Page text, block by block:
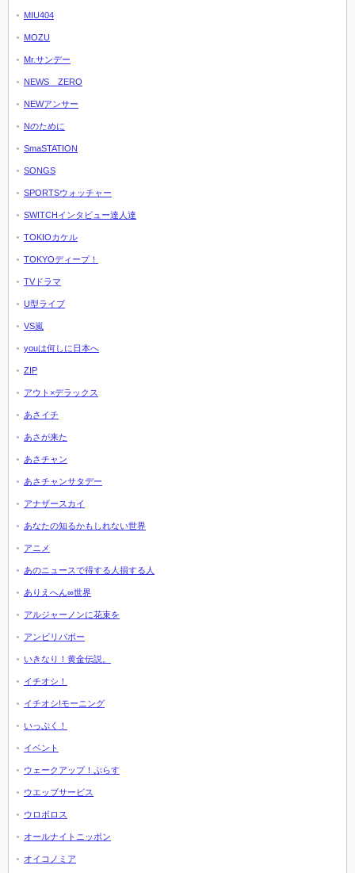
MIU404
MOZU
Mr.サンデー
NEWS ZERO
NEWアンサー
Nのために
SmaSTATION
SONGS
SPORTSウォッチャー
SWITCHインタビュー達人達
TOKIOカケル
TOKYOディープ！
TVドラマ
U型ライブ
VS嵐
youは何しに日本へ
ZIP
アウト×デラックス
あさイチ
あさが来た
あさチャン
あさチャンサタデー
アナザースカイ
あなたの知るかもしれない世界
アニメ
あのニュースで得する人損する人
ありえへん∞世界
アルジャーノンに花束を
アンビリバボー
いきなり！黄金伝説。
イチオシ！
イチオシ!モーニング
いっぷく！
イベント
ウェークアップ！ぷらす
ウエッブサービス
ウロボロス
オールナイトニッポン
オイコノミア